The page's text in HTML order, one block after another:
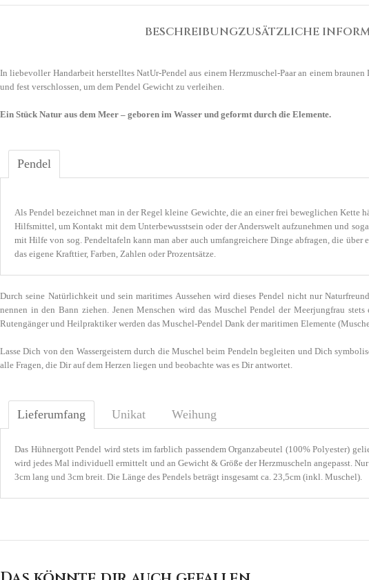
BESCHREIBUNGZUSÄTZLICHE
In liebevoller Handarbeit herstelltes NatUr-Pendel aus einem Herzmuschel-Paar an einem
und fest verschlossen, um dem Pendel Gewicht zu verleihen.
Ein Stück Natur aus dem Meer – geboren im Wasser und geformt durch die Elemente.
Pendel
Als Pendel bezeichnet man in der Regel kleine Gewichte, die an einer frei beweglichen Kette
Hilfsmittel, um Kontakt mit dem Unterbewusstsein oder der Anderswelt aufzunehmen und
mit Hilfe von sog. Pendeltafeln kann man aber auch umfangreichere Dinge abfragen, die
das eigene Krafttier, Farben, Zahlen oder Prozentsätze.
Durch seine Natürlichkeit und sein maritimes Aussehen wird dieses Pendel nicht nur
nennen in den Bann ziehen. Jenen Menschen wird das Muschel Pendel der Meerjungfrau
Rutengänger und Heilpraktiker werden das Muschel-Pendel Dank der maritimen Elemente
Lasse Dich von den Wassergeistern durch die Muschel beim Pendeln begleiten und Dich
alle Fragen, die Dir auf dem Herzen liegen und beobachte was es Dir antwortet.
Lieferumfang Unikat Weihung
Das Hühnergott Pendel wird stets im farblich passendem Organzabeutel (100% Polyester)
wird jedes Mal individuell ermittelt und an Gewicht & Größe der Herzmuscheln angepasst.
3cm lang und 3cm breit. Die Länge des Pendels beträgt insgesamt ca. 23,5cm (inkl. Muschel).